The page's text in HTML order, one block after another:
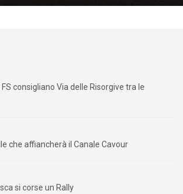
consigliano Via delle Risorgive tra le
che affiancherà il Canale Cavour
si corse un Rally